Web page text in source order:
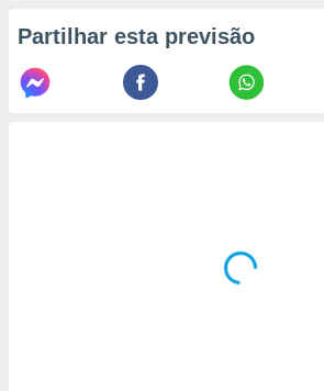
Partilhar esta previsão